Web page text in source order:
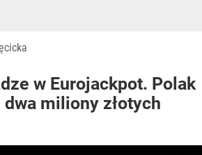
w Eurojackpot. Polak
dwa miliony złotych